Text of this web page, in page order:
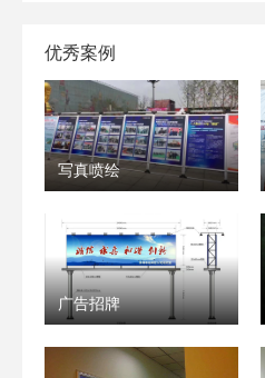
优秀案例
写真喷绘
广告招牌